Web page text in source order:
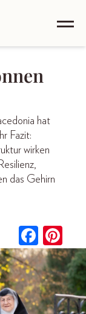
hat
Fazit:
wirken
das Gehirn